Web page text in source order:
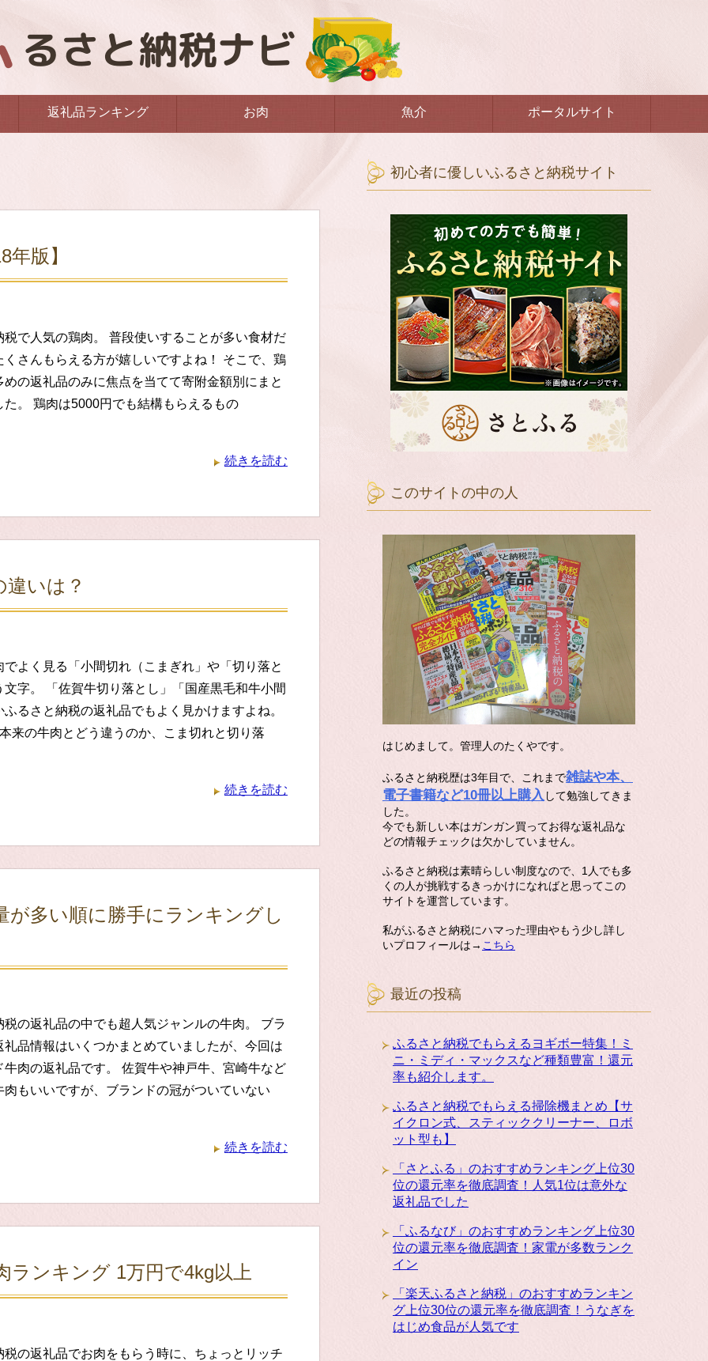
返礼品ランキング お肉 魚介 ポータルサイト
版】
税で人気の鶏肉。 普段使いすることが多い食材だ
くさんもらえる方が嬉しいですよね！ そこで、鶏
めの返礼品のみに焦点を当てて寄附金額別にまと
た。 鶏肉は5000円でも結構もらえるもの
続きを読む
いは？
でよく見る「小間切れ（こまぎれ」や「切り落と
文字。 「佐賀牛切り落とし」「国産黒毛和牛小間
ふるさと納税の返礼品でもよく見かけますよね。
来の牛肉とどう違うのか、こま切れと切り落
続きを読む
多い順に勝手にランキングし
税の返礼品の中でも超人気ジャンルの牛肉。 ブラ
礼品情報はいくつかまとめていましたが、今回は
牛肉の返礼品です。 佐賀牛や神戸牛、宮崎牛など
肉もいいですが、ブランドの冠がついていない
続きを読む
ランキング 1万円で4kg以上
税の返礼品でお肉をもらう時に、ちょっとリッチ
初心者に優しいふるさと納税サイト
このサイトの中の人
はじめまして。管理人のたくやです。
ふるさと納税歴は3年目で、これまで雑誌や本、
電子書籍など10冊以上購入 して勉強してきま
した。
今でも新しい本はガンガン買ってお得な返礼品な
どの情報チェックは欠かしていません。
ふるさと納税は素晴らしい制度なので、1人でも多
くの人が挑戦するきっかけになればと思ってこの
サイトを運営しています。
私がふるさと納税にハマった理由やもう少し詳し
いプロフィールは→ こちら
最近の投稿
ふるさと納税でもらえるヨギボー特集！ミ
ニ・ミディ・マックスなど種類豊富！還元
率も紹介します。
ふるさと納税でもらえる掃除機まとめ【サ
イクロン式、スティッククリーナー、ロボ
ット型も】
「さとふる」のおすすめランキング上位30
位の還元率を徹底調査！人気1位は意外な
返礼品でした
「ふるなび」のおすすめランキング上位30
位の還元率を徹底調査！家電が多数ランク
イン
「楽天ふるさと納税」のおすすめランキン
グ上位30位の還元率を徹底調査！うなぎを
はじめ食品が人気です